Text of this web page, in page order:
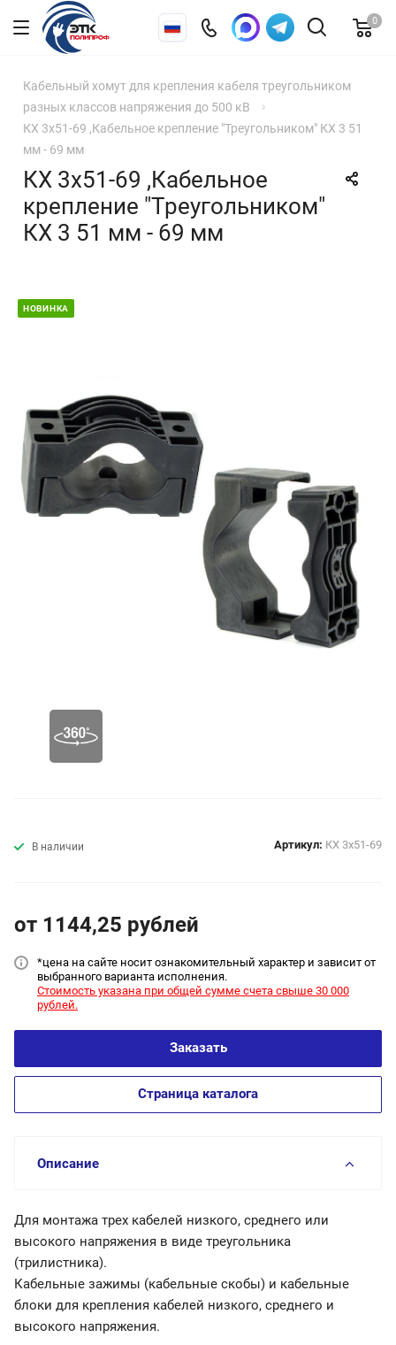
0
Кабельный хомут для крепления кабеля треугольником
разных классов напряжения до 500 кВ
КХ 3x51-69 ,Кабельное крепление "Треугольником" КХ 3 51
мм - 69 мм
КХ 3x51-69 ,Кабельное
крепление "Треугольником"
КХ 3 51 мм - 69 мм
НОВИНКА
В наличии Артикул: КХ 3x51-69
от 1144,25 рублей
*цена на сайте носит ознакомительный характер и зависит от
выбранного варианта исполнения.
Стоимость указана при общей сумме счета свыше 30 000
рублей.
Заказать
Страница каталога
Описание
Для монтажа трех кабелей низкого, среднего или
высокого напряжения в виде треугольника
(трилистника).
Кабельные зажимы (кабельные скобы) и кабельные
блоки для крепления кабелей низкого, среднего и
высокого напряжения.